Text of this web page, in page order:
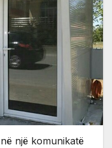
një komunikatë